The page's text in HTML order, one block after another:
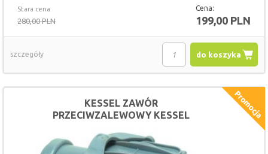
Stara cena
280,00 PLN
Cena:
199,00 PLN
do koszyka
szczegóły
KESSEL ZAWÓR
PRZECIWZALEWOWY KESSEL